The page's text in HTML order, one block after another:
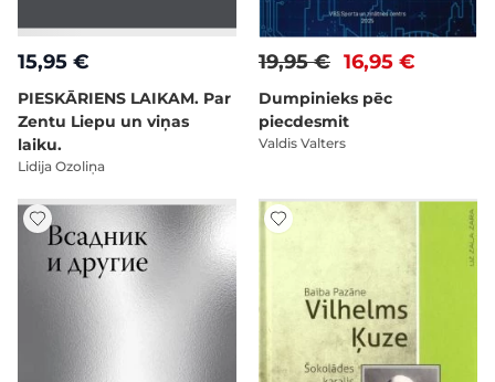
15,95 €
PIESKĀRIENS LAIKAM. Par
Zentu Liepu un viņas
laiku.
Lidija Ozoliņa
16,95 €
19,95 €
Dumpinieks pēc
piecdesmit
Valdis Valters